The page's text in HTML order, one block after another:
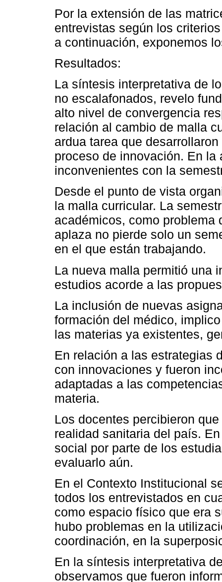
Por la extensión de las
entrevistas según los
a continuación, exponemos
Resultados:
La síntesis interpretativa de
no escalafonados, revelo
alto nivel de convergencia
relación al cambio de malla
ardua tarea que
proceso de innovación. En
inconvenientes con la
Desde el punto de vista
la malla curricular. La
académicos, como problema
aplaza no pierde solo un
en el que están trabajando.
La nueva malla permitió una
estudios acorde a las
La inclusión de nuevas
formación del médico,
las materias ya existentes,
En relación a las estrategias
con innovaciones y fueron
adaptadas a las
materia.
Los docentes percibieron
realidad sanitaria del país.
social por parte de los
evaluarlo aún.
En el Contexto Institucional
todos los entrevistados en
como espacio físico que era
hubo problemas en la
coordinación, en la
En la síntesis interpretativa
observamos que fueron